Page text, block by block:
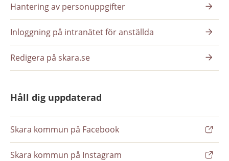
Hantering av personuppgifter
Inloggning på intranätet för anställda
Redigera på skara.se
Håll dig uppdaterad
Skara kommun på Facebook
Skara kommun på Instagram